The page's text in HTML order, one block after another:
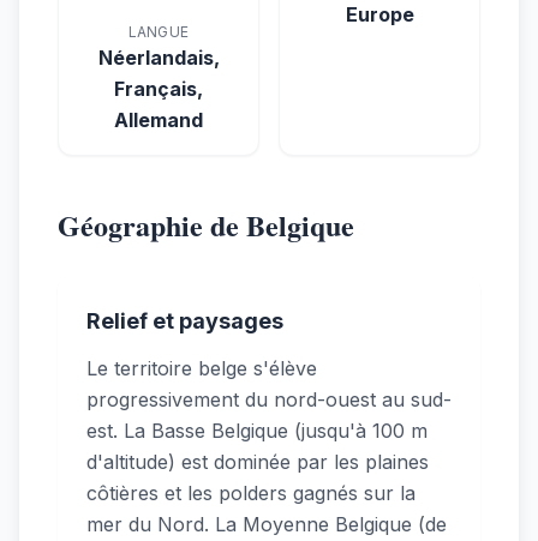
LANGUE
Néerlandais,
Français,
Allemand
Europe
Géographie de Belgique
Relief et paysages
Le territoire belge s'élève
progressivement du nord-ouest au sud-
est. La Basse Belgique (jusqu'à 100 m
d'altitude) est dominée par les plaines
côtières et les polders gagnés sur la
mer du Nord. La Moyenne Belgique (de